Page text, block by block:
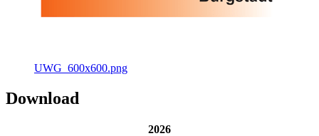
UWG_600x600.png
Download
2026